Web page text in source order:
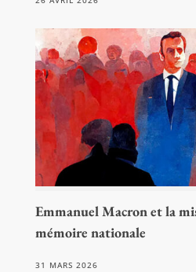
Emmanuel Macron et la
mémoire nationale
31 MARS 2026